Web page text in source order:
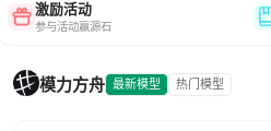
激励活动
参与活动赢源石
模力方舟 最新模型 热门模型